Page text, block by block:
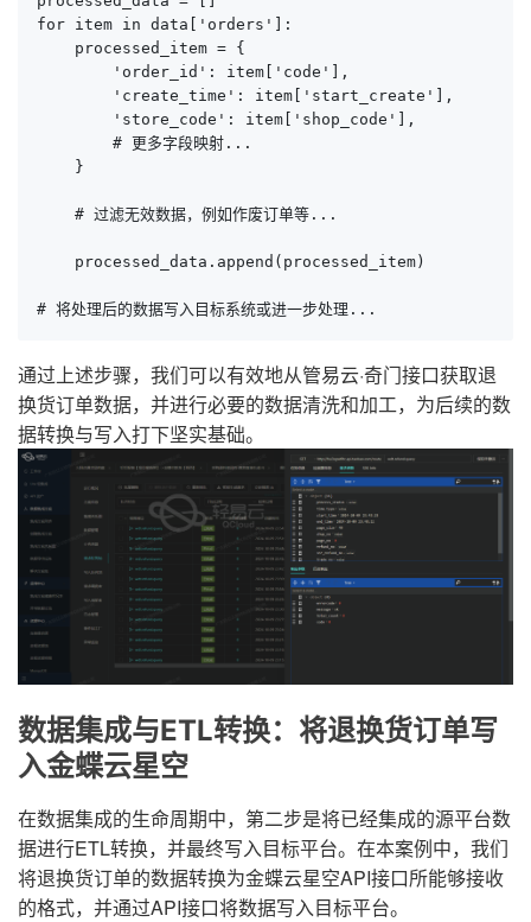
for item in data['orders']:
    processed_item = {
        'order_id': item['code'],
        'create_time': item['start_create'],
        'store_code': item['shop_code'],
        # 更多字段映射...
    }
    # 过滤无效数据，例如作废订单等...
    processed_data.append(processed_item)
# 将处理后的数据写入目标系统或进一步处理...
通过上述步骤，我们可以有效地从管易云·奇门接口获取退
换货订单数据，并进行必要的数据清洗和加工，为后续的数
据转换与写入打下坚实基础。
数据集成与ETL转换：将退换货订单写
入金蝶云星空
在数据集成的生命周期中，第二步是将已经集成的源平台数
据进行ETL转换，并最终写入目标平台。在本案例中，我们
将退换货订单的数据转换为金蝶云星空API接口所能够接收
的格式，并通过API接口将数据写入目标平台。